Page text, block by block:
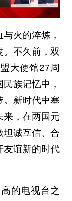
火的淬炼，
。不久前，双
大使馆27周
族记忆中，
。新时代中塞
来，在两国元
坦诚互信、合
友谊新的时代
的电视台之